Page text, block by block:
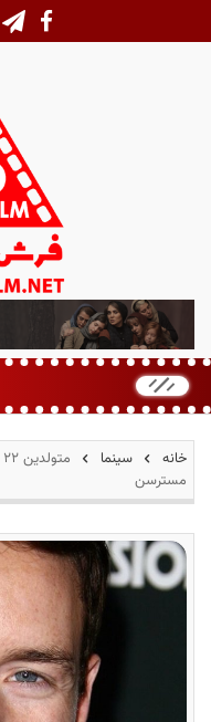
ر
ش
ر
م
ز
خانه سینما
مسترسن